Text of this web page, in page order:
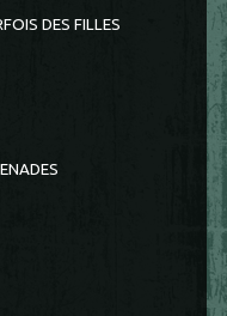
DES FILLES